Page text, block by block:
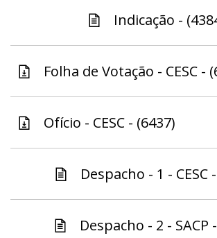
Indicação -
Folha de Votação - CESC -
Ofício - CESC - (6437)
Despacho - 1 - CESC
Despacho - 2 - SACP